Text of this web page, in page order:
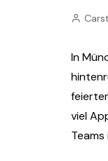
In
viel
Teams